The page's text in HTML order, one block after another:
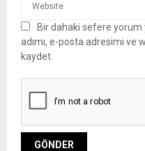
Bir dahaki sefere yorum
adımı, e-posta adresimi ve
kaydet.